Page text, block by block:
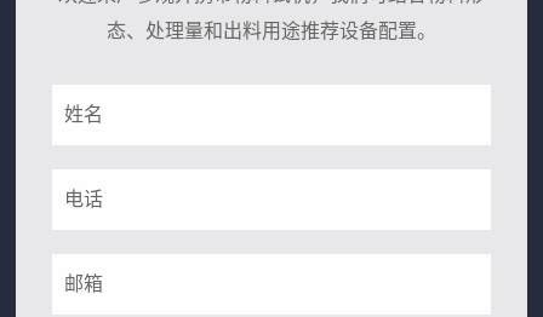
态、处理量和出料用途推荐设备配置。